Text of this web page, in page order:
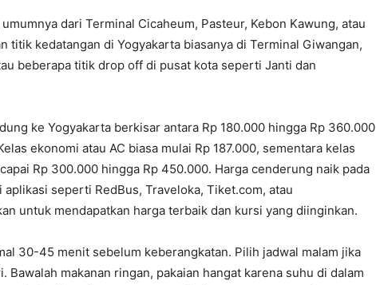
dari Terminal Cicaheum, Pasteur, Kebon Kawung, atau
titik kedatangan di Yogyakarta biasanya di Terminal Giwangan,
beberapa titik drop off di pusat kota seperti Janti dan
ke Yogyakarta berkisar antara Rp 180.000 hingga Rp 360.000
ekonomi atau AC biasa mulai Rp 187.000, sementara kelas
Rp 300.000 hingga Rp 450.000. Harga cenderung naik pada
seperti RedBus, Traveloka, Tiket.com, atau
untuk mendapatkan harga terbaik dan kursi yang diinginkan.
30-45 menit sebelum keberangkatan. Pilih jadwal malam jika
Bawalah makanan ringan, pakaian hangat karena suhu di dalam